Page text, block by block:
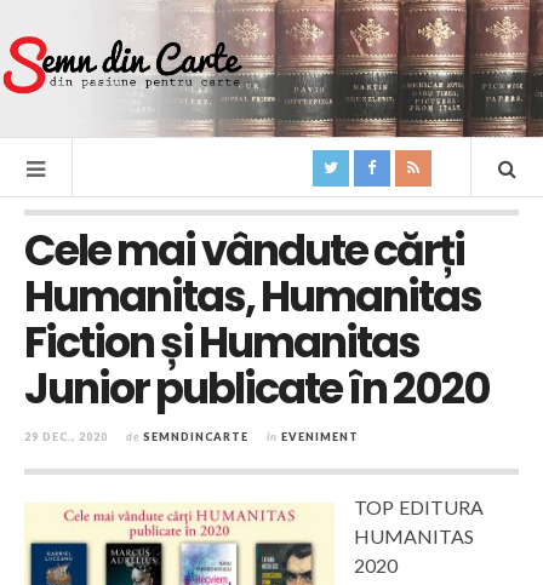
Cele mai vândute cărți
Humanitas, Humanitas
Fiction și Humanitas
Junior publicate în 2020
29 DEC., 2020 de SEMNDINCARTE în EVENIMENT
TOP EDITURA
HUMANITAS
2020